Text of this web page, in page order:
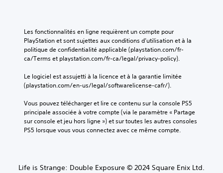
Les fonctionnalités en ligne requièrent un compte pour
PlayStation et sont sujettes aux conditions d’utilisation et à la
politique de confidentialité applicable (playstation.com/fr-
ca/Terms et playstation.com/fr-ca/legal/privacy-policy).
Le logiciel est assujetti à la licence et à la garantie limitée
(playstation.com/en-us/legal/softwarelicense-cafr/).
Vous pouvez télécharger et lire ce contenu sur la console PS5
principale associée à votre compte (via le paramètre « Partage
sur console et jeu hors ligne ») et sur toutes les autres consoles
PS5 lorsque vous vous connectez avec ce même compte.
Life is Strange: Double Exposure © 2024 Square Enix Ltd.